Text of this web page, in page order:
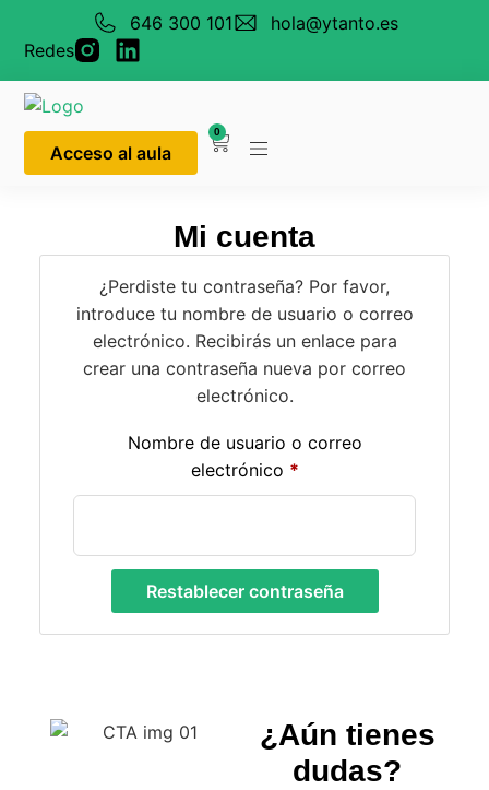
646 300 101
hola@ytanto.es
Redes
Acceso al aula
0
Mi cuenta
¿Perdiste tu contraseña? Por favor,
introduce tu nombre de usuario o correo
electrónico. Recibirás un enlace para
crear una contraseña nueva por correo
electrónico.
Nombre de usuario o correo
electrónico *
Restablecer contraseña
¿Aún tienes
dudas?